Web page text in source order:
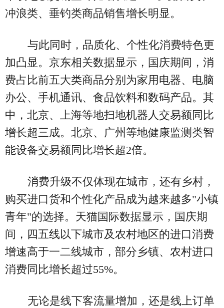
冲浪类、垂钓类商品销售增长明显。
与此同时，品质化、个性化消费特色更
加凸显。京东相关数据显示，国庆期间，消
费占比前五大类商品分别为家用电器、电脑
办公、手机通讯、食品饮料和数码产品。其
中，北京、上海等地扫地机器人交易额同比
增长超三成。北京、广州等地健康监测类智
能设备交易额同比增长超2倍。
消费升级不仅体现在城市，还有乡村，
购买进口货和个性化产品成为越来越多"小镇
青年"的选择。天猫国际数据显示，国庆期
间，四五线以下城市及农村地区的进口消费
增速高于一二线城市，部分乡镇、农村进口
消费同比增长超过55%。
无论是线下客流量增加，还是线上订单